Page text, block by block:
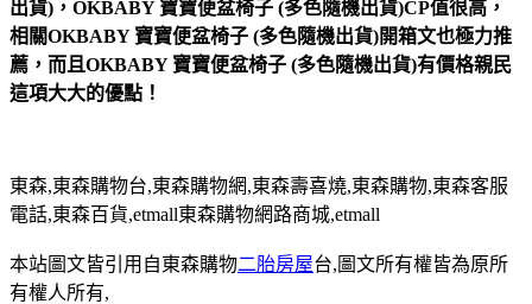
出貨)，OKBABY 寶寶便盆椅子 (多色隨機出貨)CP值很高，
相關OKBABY 寶寶便盆椅子 (多色隨機出貨)開箱文也極力推
薦，而且OKBABY 寶寶便盆椅子 (多色隨機出貨)有價格親民
這項大大的優點！
東森,東森購物台,東森購物網,東森壽喜燒,東森購物,東森客服
電話,東森百貨,etmall東森購物網路商城,etmall
本站圖文皆引用自東森購物二胎房屋台,圖文所有權皆為原所
有權人所有,